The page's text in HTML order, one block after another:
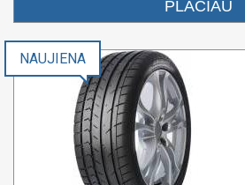
PLAČIAU
NAUJIENA